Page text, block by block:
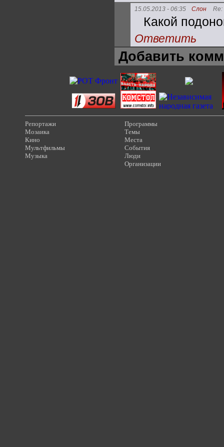
15.05.2013 - 06:35 Слон
Какой
Ответить
Добавить
Репортажи
Мозаика
Кино
Мультфильмы
Музыка
Программы
Темы
Места
События
Люди
Организации